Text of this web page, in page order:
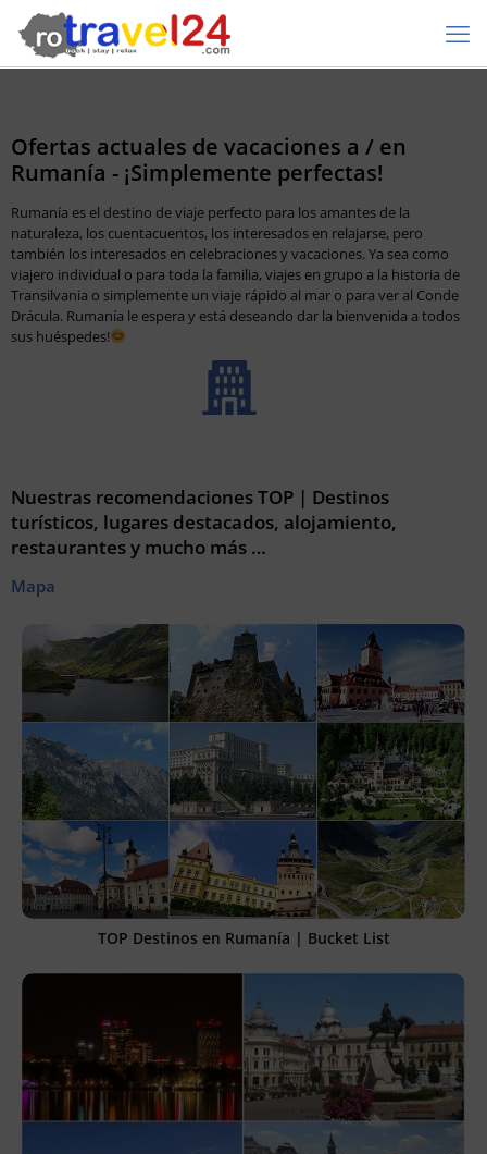
Ofertas actuales de vacaciones a / en
Rumanía - ¡Simplemente perfectas!
Rumanía es el destino de viaje perfecto para los amantes de la
naturaleza, los cuentacuentos, los interesados en relajarse, pero
también los interesados en celebraciones y vacaciones. Ya sea como
viajero individual o para toda la familia, viajes en grupo a la historia de
Transilvania o simplemente un viaje rápido al mar o para ver al Conde
Drácula. Rumanía le espera y está deseando dar la bienvenida a todos
sus huéspedes!
Nuestras recomendaciones TOP | Destinos
turísticos, lugares destacados, alojamiento,
restaurantes y mucho más …
Mapa
TOP Destinos en Rumanía | Bucket List